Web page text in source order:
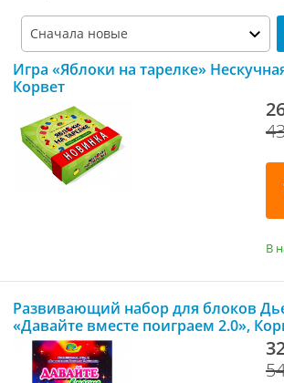
Игра «Яблоки на тарелке»
Корвет
В
Развивающий набор для блоков
«Давайте вместе поиграем 2.0»,